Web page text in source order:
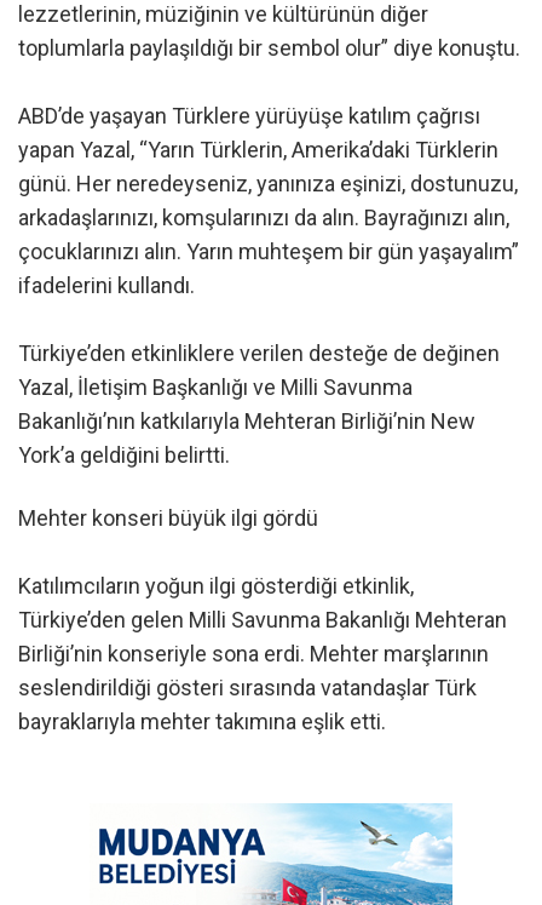
lezzetlerinin, müziğinin ve kültürünün diğer
toplumlarla paylaşıldığı bir sembol olur” diye konuştu.
ABD’de yaşayan Türklere yürüyüşe katılım çağrısı
yapan Yazal, “Yarın Türklerin, Amerika’daki Türklerin
günü. Her neredeyseniz, yanınıza eşinizi, dostunuzu,
arkadaşlarınızı, komşularınızı da alın. Bayrağınızı alın,
çocuklarınızı alın. Yarın muhteşem bir gün yaşayalım”
ifadelerini kullandı.
Türkiye’den etkinliklere verilen desteğe de değinen
Yazal, İletişim Başkanlığı ve Milli Savunma
Bakanlığı’nın katkılarıyla Mehteran Birliği’nin New
York’a geldiğini belirtti.
Mehter konseri büyük ilgi gördü
Katılımcıların yoğun ilgi gösterdiği etkinlik,
Türkiye’den gelen Milli Savunma Bakanlığı Mehteran
Birliği’nin konseriyle sona erdi. Mehter marşlarının
seslendirildiği gösteri sırasında vatandaşlar Türk
bayraklarıyla mehter takımına eşlik etti.